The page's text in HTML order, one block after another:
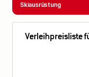
Skiausrüstung
Verleihpreisliste